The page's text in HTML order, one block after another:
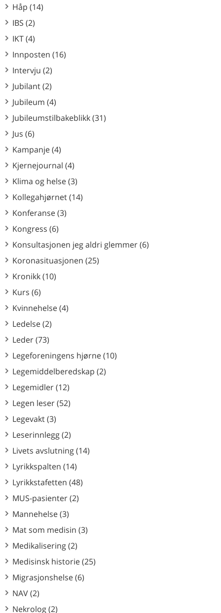
Håp (14)
IBS (2)
IKT (4)
Innposten (16)
Intervju (2)
Jubilant (2)
Jubileum (4)
Jubileumstilbakeblikk (31)
Jus (6)
Kampanje (4)
Kjernejournal (4)
Klima og helse (3)
Kollegahjørnet (14)
Konferanse (3)
Kongress (6)
Konsultasjonen jeg aldri glemmer (6)
Koronasituasjonen (25)
Kronikk (10)
Kurs (6)
Kvinnehelse (4)
Ledelse (2)
Leder (73)
Legeforeningens hjørne (10)
Legemiddelberedskap (2)
Legemidler (12)
Legen leser (52)
Legevakt (3)
Leserinnlegg (2)
Livets avslutning (14)
Lyrikkspalten (14)
Lyrikkstafetten (48)
MUS-pasienter (2)
Mannehelse (3)
Mat som medisin (3)
Medikalisering (2)
Medisinsk historie (25)
Migrasjonshelse (6)
NAV (2)
Nekrolog (2)